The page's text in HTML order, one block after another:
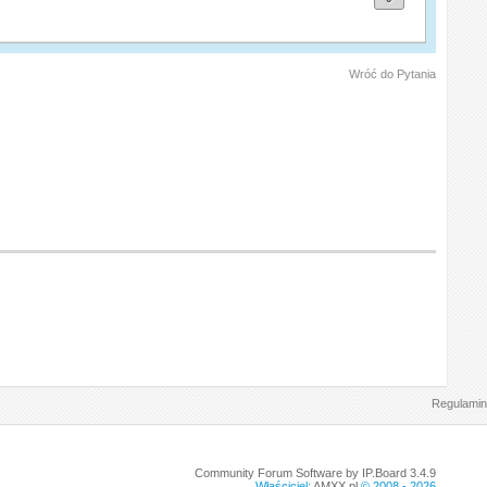
Wróć do Pytania
Regulamin
Community Forum Software by IP.Board 3.4.9